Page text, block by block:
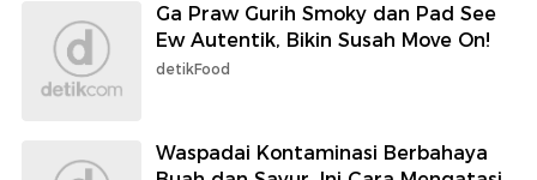
Ga Praw Gurih Smoky dan Pad See
Ew Autentik, Bikin Susah Move On!
detikFood
Waspadai Kontaminasi Berbahaya